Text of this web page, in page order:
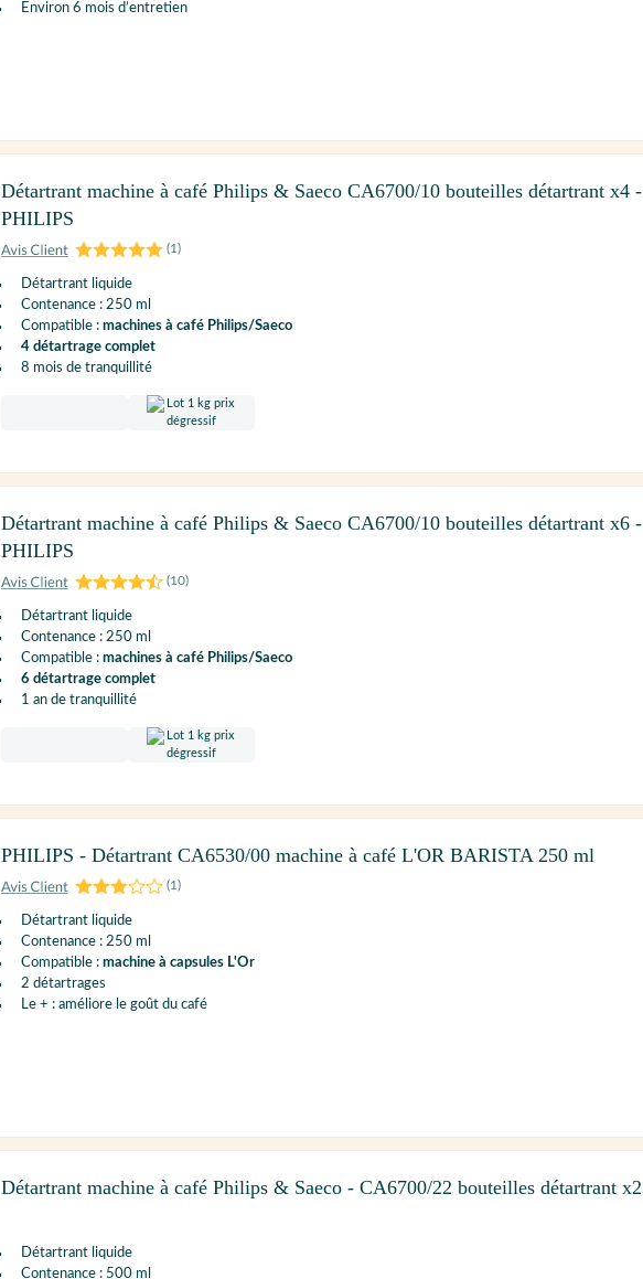
Environ 6 mois d’entretien
Détartrant machine à café Philips & Saeco CA6700/10 bouteilles détartrant x4 -
PHILIPS
(1)
Détartrant liquide
Contenance : 250 ml
Compatible : machines à café Philips/Saeco
4 détartrage complet
8 mois de tranquillité
Détartrant machine à café Philips & Saeco CA6700/10 bouteilles détartrant x6 -
PHILIPS
(10)
Détartrant liquide
Contenance : 250 ml
Compatible : machines à café Philips/Saeco
6 détartrage complet
1 an de tranquillité
PHILIPS - Détartrant CA6530/00 machine à café L'OR BARISTA 250 ml
(1)
Détartrant liquide
Contenance : 250 ml
Compatible : machine à capsules L'Or
2 détartrages
Le + : améliore le goût du café
Détartrant machine à café Philips & Saeco - CA6700/22 bouteilles détartrant x2
Détartrant liquide
Contenance : 500 ml